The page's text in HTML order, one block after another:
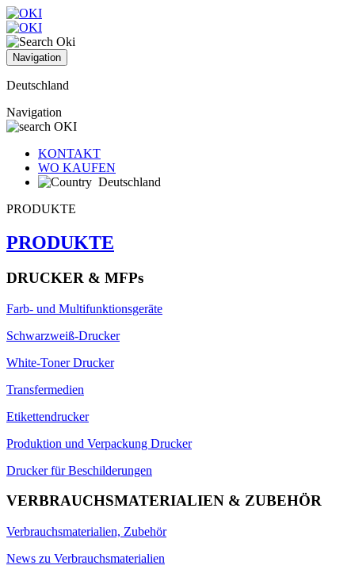
Navigation
Deutschland
Navigation
KONTAKT
WO KAUFEN
Deutschland
PRODUKTE
PRODUKTE
DRUCKER & MFPs
Farb- und Multifunktionsgeräte
Schwarzweiß-Drucker
White-Toner Drucker
Transfermedien
Etikettendrucker
Produktion und Verpackung Drucker
Drucker für Beschilderungen
VERBRAUCHSMATERIALIEN & ZUBEHÖR
Verbrauchsmaterialien, Zubehör
News zu Verbrauchsmaterialien